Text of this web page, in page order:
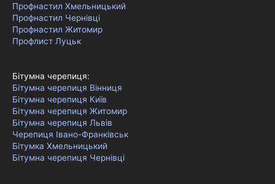
Профнастил Хмельницький
Профнастил Чернівці
Профнастил Житомир
Профлист Луцьк
Бітумна черепиця:
Бітумна черепиця Вінниця
Бітумна черепиця Київ
Бітумна черепиця Житомир
Бітумна черепиця Львів
Черепиця Івано-Франківськ
Бітумка Хмельницький
Бітумна черепиця Чернівці